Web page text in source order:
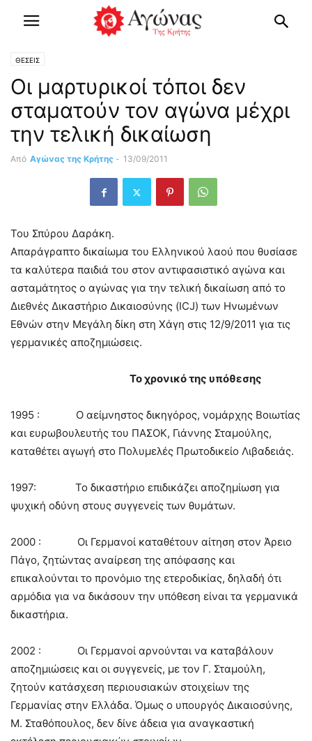
ΘΕΣΕΙΣ
Οι μαρτυρικοί τόποι δεν
σταματούν τον αγώνα μέχρι
την τελική δικαίωση
Από Αγώνας της Κρήτης - 13/09/2011
Του Σπύρου Δαράκη.
Απαράγραπτο δικαίωμα του Ελληνικού λαού που θυσίασε
τα καλύτερα παιδιά του στον αντιφασιστικό αγώνα και
ασταμάτητος ο αγώνας για την τελική δικαίωση από το
Διεθνές Δικαστήριο Δικαιοσύνης (ICJ) των Ηνωμένων
Εθνών στην Μεγάλη δίκη στη Χάγη στις 12/9/2011 για τις
γερμανικές αποζημιώσεις.
Το χρονικό της υπόθεσης
1995 : Ο αείμνηστος δικηγόρος, νομάρχης Βοιωτίας
και ευρωβουλευτής του ΠΑΣΟΚ, Γιάννης Σταμούλης,
καταθέτει αγωγή στο Πολυμελές Πρωτοδικείο Λιβαδειάς.
1997: Το δικαστήριο επιδικάζει αποζημίωση για
ψυχική οδύνη στους συγγενείς των θυμάτων.
2000 : Οι Γερμανοί καταθέτουν αίτηση στον Άρειο
Πάγο, ζητώντας αναίρεση της απόφασης και
επικαλούνται το προνόμιο της ετεροδικίας, δηλαδή ότι
αρμόδια για να δικάσουν την υπόθεση είναι τα γερμανικά
δικαστήρια.
2002 : Οι Γερμανοί αρνούνται να καταβάλουν
αποζημιώσεις και οι συγγενείς, με τον Γ. Σταμούλη,
ζητούν κατάσχεση περιουσιακών στοιχείων της
Γερμανίας στην Ελλάδα. Όμως ο υπουργός Δικαιοσύνης,
Μ. Σταθόπουλος, δεν δίνε άδεια για αναγκαστική